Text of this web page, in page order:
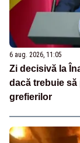
6 aug. 2026, 11:05
Zi decisivă la
dacă trebuie
grefierilor